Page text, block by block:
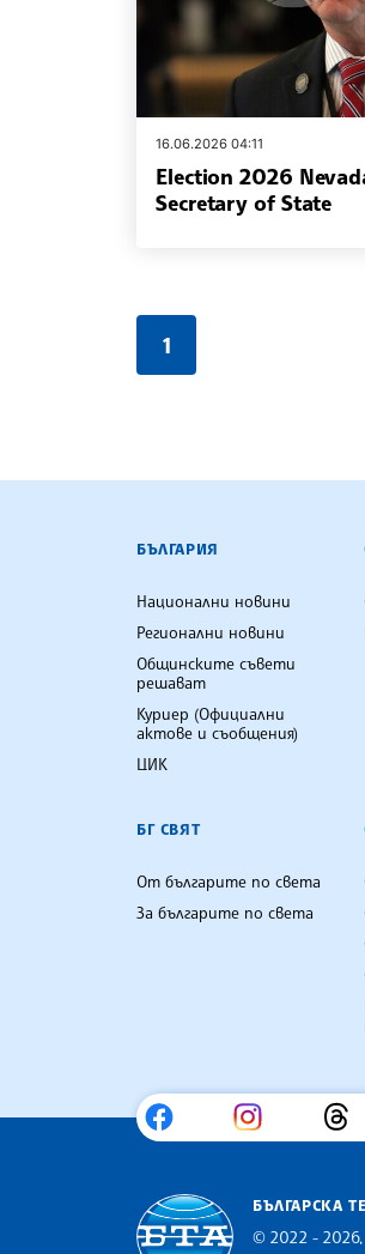
16.06.2026 04:11
Election 2026
Secretary of State
1
БЪЛГАРСКА
БЪЛГАРИЯ
Национални новини
Регионални новини
Общинските съвети
решават
Куриер (Официални
актове и съобщения)
ЦИК
БГ СВЯТ
От българите по света
За българите по света
БЪЛГАРСКА
© 2022 - 2026,